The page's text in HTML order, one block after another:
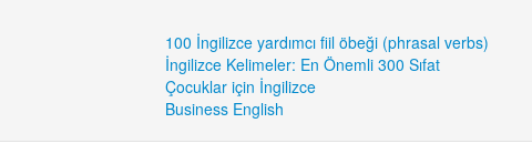
100 İngilizce yardımcı fiil öbeği (phrasal verbs)
İngilizce Kelimeler: En Önemli 300 Sıfat
Çocuklar için İngilizce
Business English